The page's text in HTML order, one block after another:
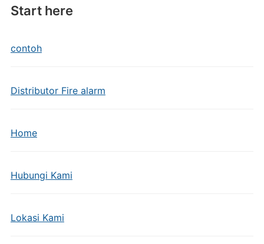
Start here
contoh
Distributor Fire alarm
Home
Hubungi Kami
Lokasi Kami